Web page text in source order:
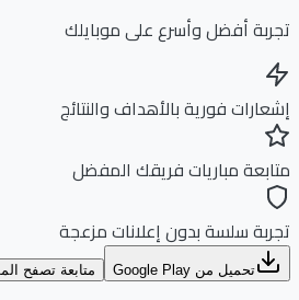
أفضل وأسرع على موبايلك
فورية بالأهداف والنتائج
مباريات فريقك المفضل
سلسة بدون إعلانات مزعجة
تحميل من Google Play متابعة تصفح الموقع